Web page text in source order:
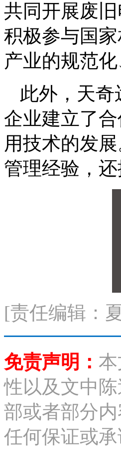
共同开展废
积极参与国
产业的规范
此外，天
企业建立了
用技术的发
管理经验，
[责任编辑：
免责声明：
性以及文中
部或者部分
任何保证或